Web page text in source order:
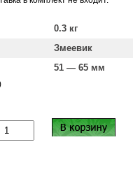
0.3 кг
Змеевик
51 — 65 мм